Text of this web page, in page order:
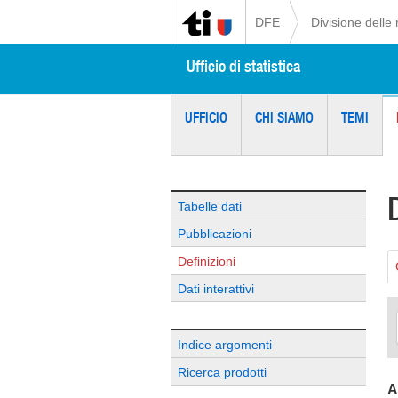
DFE Divisione delle
Ufficio di statistica
UFFICIO CHI SIAMO TEMI
Tabelle dati
Pubblicazioni
Definizioni
Dati interattivi
Indice argomenti
Ricerca prodotti